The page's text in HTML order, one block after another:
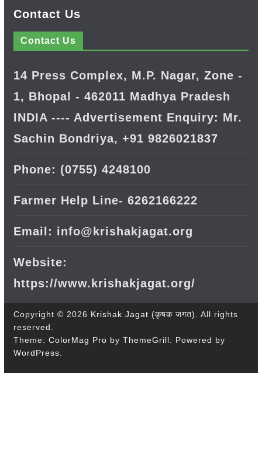
Contact Us
Contact Us
14 Press Complex, M.P. Nagar, Zone -
1, Bhopal - 462011 Madhya Pradesh
INDIA ---- Advertisement Enquiry: Mr.
Sachin Bondriya, +91 9826021837
Phone: (0755) 4248100
Farmer Help Line- 6262166222
Email: info@krishakjagat.org
Website:
https://www.krishakjagat.org/
Copyright © 2026 Krishak Jagat (कृषक जगत)
. All rights
reserved.
Theme: ColorMag Pro by ThemeGrill. Powered by
WordPress